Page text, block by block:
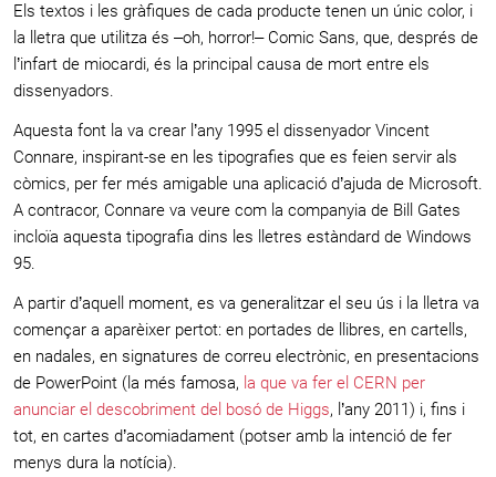
Els textos i les gràfiques de cada producte tenen un únic color, i
la lletra que utilitza és –oh, horror!– Comic Sans, que, després de
l’infart de miocardi, és la principal causa de mort entre els
dissenyadors.
Aquesta font la va crear l’any 1995 el dissenyador Vincent
Connare, inspirant-se en les tipografies que es feien servir als
còmics, per fer més amigable una aplicació d’ajuda de Microsoft.
A contracor, Connare va veure com la companyia de Bill Gates
incloïa aquesta tipografia dins les lletres estàndard de Windows
95.
A partir d’aquell moment, es va generalitzar el seu ús i la lletra va
començar a aparèixer pertot: en portades de llibres, en cartells,
en nadales, en signatures de correu electrònic, en presentacions
de PowerPoint (la més famosa, la que va fer el CERN per
anunciar el descobriment del bosó de Higgs, l’any 2011) i, fins i
tot, en cartes d’acomiadament (potser amb la intenció de fer
menys dura la notícia).